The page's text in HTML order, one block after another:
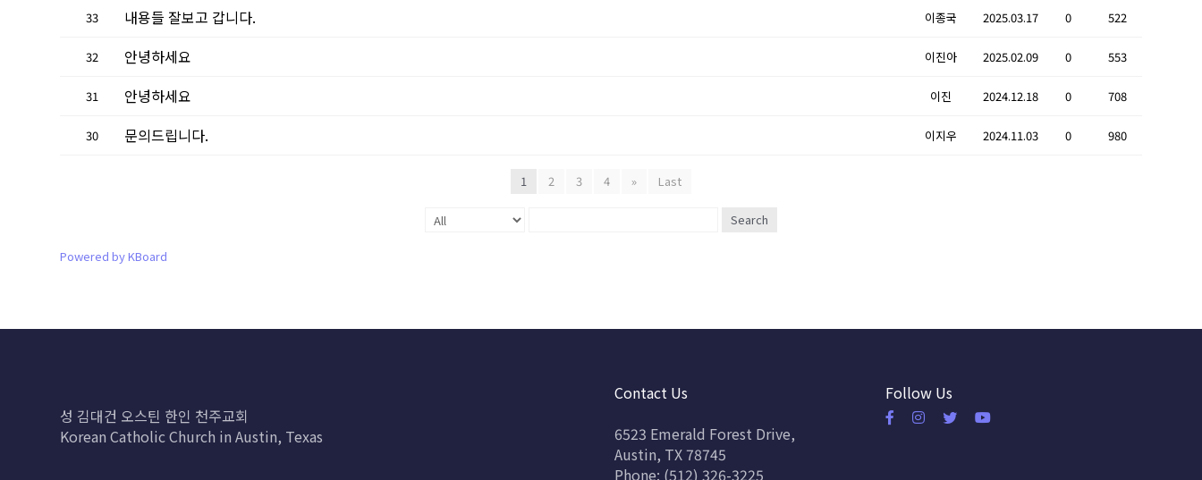
33 내용들 잘보고 갑니다. 이종국 2025.03.17 0 522
32 안녕하세요 이진아 2025.02.09 0 553
31 안녕하세요 이진 2024.12.18 0 708
30 문의드립니다. 이지우 2024.11.03 0 980
1 2 3 4 » Last
Search
Powered by KBoard
성 김대건 오스틴 한인 천주교회
Korean Catholic Church in Austin, Texas
Contact Us
6523 Emerald Forest Drive,
Austin, TX 78745
Phone: (512) 326-3225
Follow Us